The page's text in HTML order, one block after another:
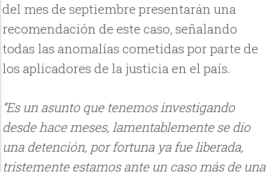
del mes de septiembre presentarán una
recomendación de este caso, señalando
todas las anomalías cometidas por parte de
los aplicadores de la justicia en el país.
“Es un asunto que tenemos investigando
desde hace meses, lamentablemente se dio
una detención, por fortuna ya fue liberada,
tristemente estamos ante un caso más de una